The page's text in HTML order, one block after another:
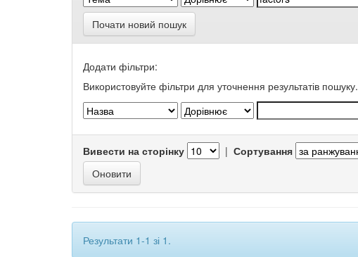
Почати новий пошук
Додати фільтри:
Використовуйте фільтри для уточнення результатів пошуку.
Вивести на сторінку | Сортування
Результати 1-1 зі 1.